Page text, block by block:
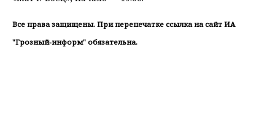
Все права защищены. При перепечатке ссылка на сайт ИА
"Грозный-информ" обязательна.